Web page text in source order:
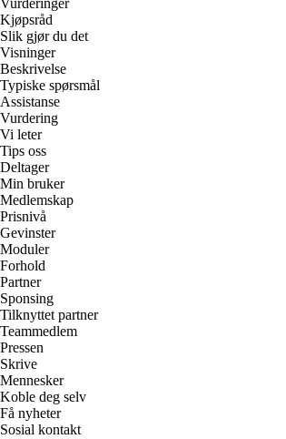
Kjøpsråd
Slik gjør du det
Visninger
Beskrivelse
Typiske spørsmål
Assistanse
Vurdering
Vi leter
Tips oss
Deltager
Min bruker
Medlemskap
Prisnivå
Gevinster
Moduler
Forhold
Partner
Sponsing
Tilknyttet partner
Teammedlem
Pressen
Skrive
Mennesker
Koble deg selv
Få nyheter
Sosial kontakt